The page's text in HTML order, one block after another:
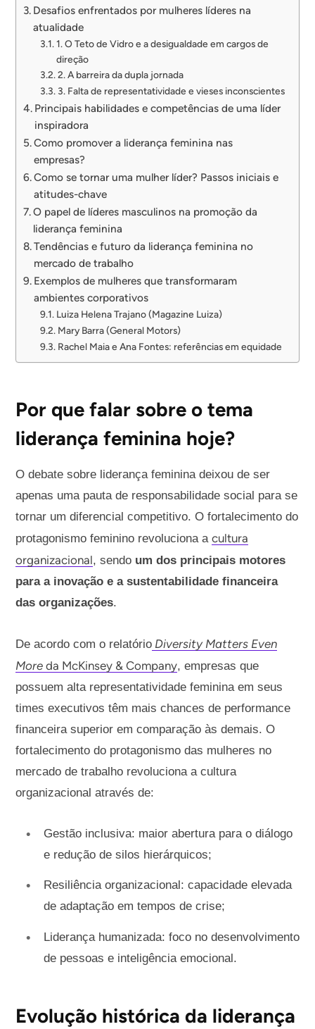
Desafios enfrentados por mulheres líderes na
atualidade
1. O Teto de Vidro e a desigualdade em cargos de
direção
2. A barreira da dupla jornada
3. Falta de representatividade e vieses inconscientes
Principais habilidades e competências de uma líder
inspiradora
Como promover a liderança feminina nas
empresas?
Como se tornar uma mulher líder? Passos iniciais e
atitudes-chave
O papel de líderes masculinos na promoção da
liderança feminina
Tendências e futuro da liderança feminina no
mercado de trabalho
Exemplos de mulheres que transformaram
ambientes corporativos
Luiza Helena Trajano (Magazine Luiza)
Mary Barra (General Motors)
Rachel Maia e Ana Fontes: referências em equidade
Por que falar sobre o tema
liderança feminina hoje?
O debate sobre liderança feminina deixou de ser
apenas uma pauta de responsabilidade social para se
tornar um diferencial competitivo. O fortalecimento do
protagonismo feminino revoluciona a cultura
organizacional, sendo um dos principais motores
para a inovação e a sustentabilidade financeira
das organizações.
De acordo com o relatório Diversity Matters Even
More da McKinsey & Company, empresas que
possuem alta representatividade feminina em seus
times executivos têm mais chances de performance
financeira superior em comparação às demais. O
fortalecimento do protagonismo das mulheres no
mercado de trabalho revoluciona a cultura
organizacional através de:
Gestão inclusiva: maior abertura para o diálogo
e redução de silos hierárquicos;
Resiliência organizacional: capacidade elevada
de adaptação em tempos de crise;
Liderança humanizada: foco no desenvolvimento
de pessoas e inteligência emocional.
Evolução histórica da liderança